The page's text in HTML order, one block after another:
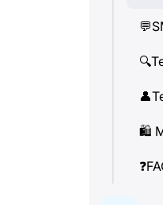
💬
🔍
👤
🛍
❓